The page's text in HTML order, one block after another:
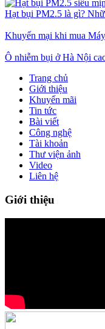
Hạt bụi PM2.5 là gì?
Khuyến mại khi mua
Ô nhiễm bụi ở Hà Nội
Trang chủ
Giới thiệu
Khuyến mãi
Tin tức
Bài viết
Công nghệ
Tài khoản
Thư viện ảnh
Video
Liên hệ
Giới thiệu